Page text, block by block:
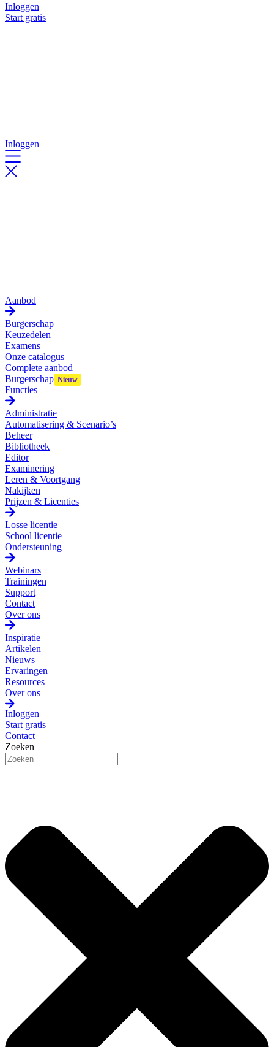
Inloggen
Start gratis
Inloggen
Aanbod
Burgerschap
Keuzedelen
Examens
Onze catalogus
Complete aanbod
Burgerschap
Functies
Administratie
Automatisering & Scenario’s
Beheer
Bibliotheek
Editor
Examinering
Leren & Voortgang
Nakijken
Prijzen & Licenties
Losse licentie
School licentie
Ondersteuning
Webinars
Trainingen
Support
Contact
Over ons
Inspiratie
Artikelen
Nieuws
Ervaringen
Resources
Over ons
Inloggen
Start gratis
Contact
Zoeken